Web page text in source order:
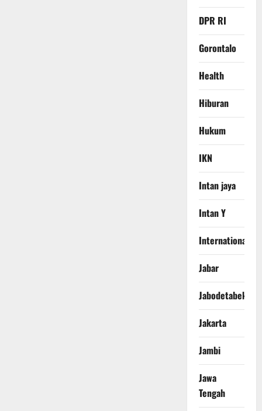
DPR RI
Gorontalo
Health
Hiburan
Hukum
IKN
Intan jaya
Intan Y
International
Jabar
Jabodetabek
Jakarta
Jambi
Jawa
Tengah